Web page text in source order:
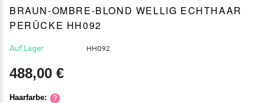
BRAUN-OMBRE-BLOND WELLIG ECHTHAAR
PERÜCKE HH092
Auf Lager HH092
488,00 €
Haarfarbe: